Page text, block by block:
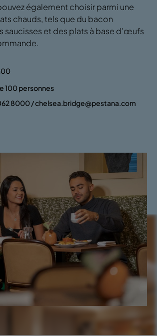
également choisir parmi une
chauds, tels que du bacon
saucisses et des plats à base d'œufs
100 personnes
8000 / chelsea.bridge@pestana.com